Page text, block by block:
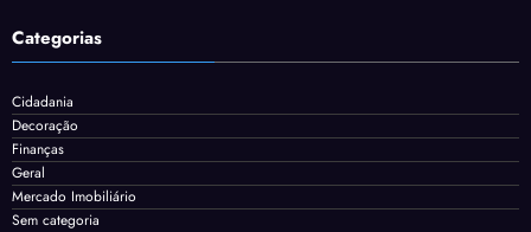
Categorias
Cidadania
Decoração
Finanças
Geral
Mercado Imobiliário
Sem categoria